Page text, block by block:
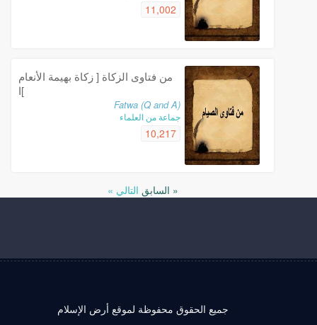
11,002
من فتاوى الزكاة [ زكاة بهيمة الأنعام
]ا
Fatwa (Q and A)
جماعة من العلماء
10,217
« السابق التالي »
جميع الحقوق محفوظة لموقع أرض الإسلام